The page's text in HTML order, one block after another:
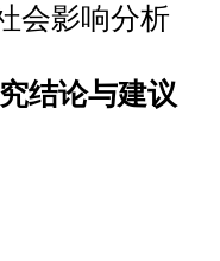
影响分析
结论与建议